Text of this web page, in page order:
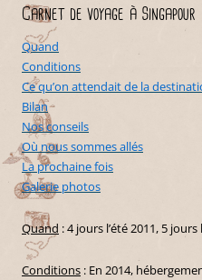
Carnet de voyage à Singapour
Quand
Conditions
Ce qu’on attendait de la
Bilan
Nos conseils
Où nous sommes allés
La prochaine fois
Galerie photos
Quand : 4 jours l’été 2011, 5 jours
Conditions : En 2014,